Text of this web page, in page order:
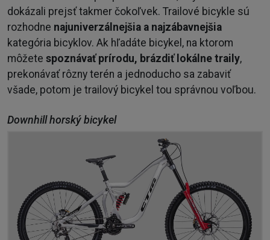
dokázali prejsť takmer čokoľvek. Trailové bicykle sú
rozhodne najuniverzálnejšia a najzábavnejšia
kategória bicyklov. Ak hľadáte bicykel, na ktorom
môžete spoznávať prírodu, brázdiť lokálne traily,
prekonávať rôzny terén a jednoducho sa zabaviť
všade, potom je trailový bicykel tou správnou voľbou.
Downhill horský bicykel